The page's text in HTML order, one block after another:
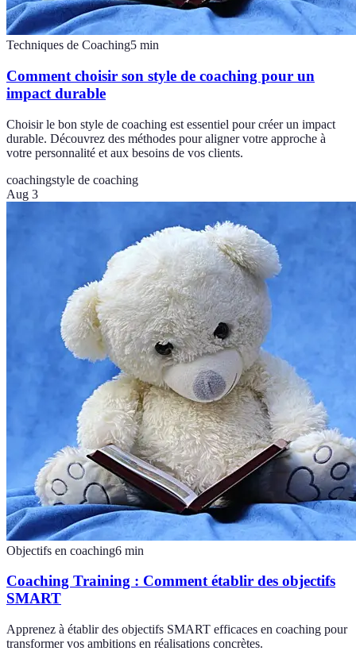
Techniques de Coaching5 min
Comment choisir son style de coaching pour un
impact durable
Choisir le bon style de coaching est essentiel pour créer un impact
durable. Découvrez des méthodes pour aligner votre approche à
votre personnalité et aux besoins de vos clients.
coachingstyle de coaching
Aug 3
Objectifs en coaching6 min
Coaching Training : Comment établir des objectifs
SMART
Apprenez à établir des objectifs SMART efficaces en coaching pour
transformer vos ambitions en réalisations concrètes.